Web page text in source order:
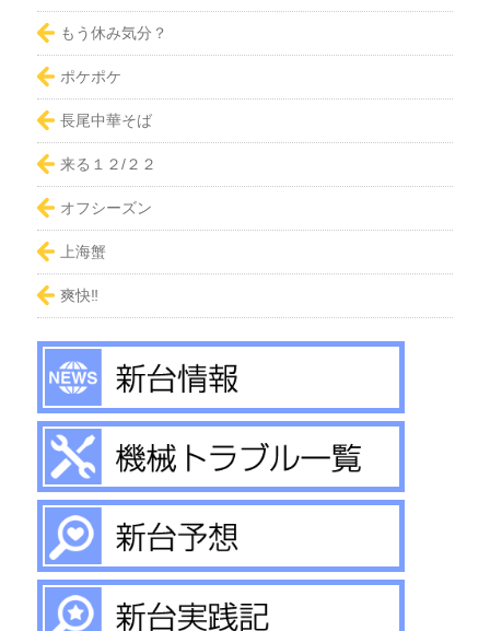
もう休み気分？
ポケポケ
長尾中華そば
来る１２/２２
オフシーズン
上海蟹
爽快‼